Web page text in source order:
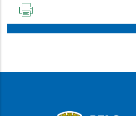
PÁGINA